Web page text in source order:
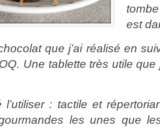
est
que j’ai réalisé en
Une tablette très utile que
l’utiliser : tactile et
les unes que